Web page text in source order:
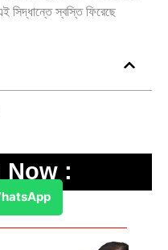
সিদ্ধান্তে স্বস্তি ফিরেছে
Now :